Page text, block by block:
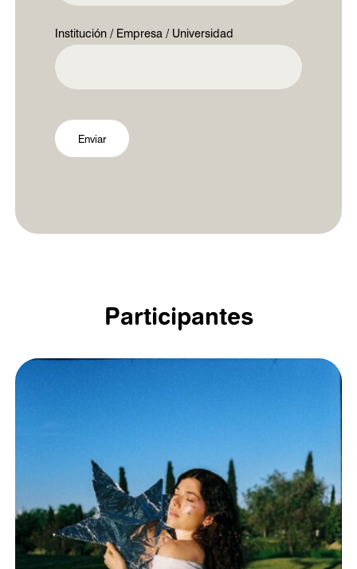
Institución / Empresa / Universidad
Participantes